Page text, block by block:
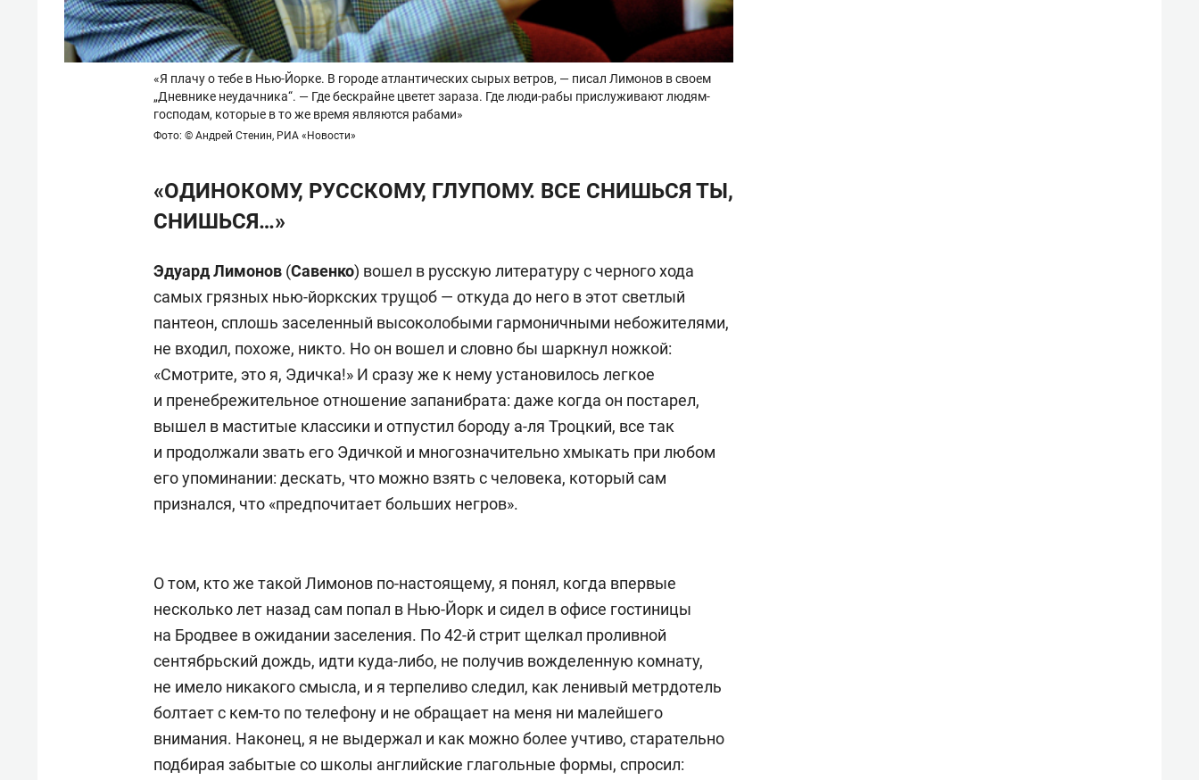
«Я плачу о тебе в Нью-Йорке. В городе атлантических сырых ветров, — писал Лимонов в своем
„Дневнике неудачника“. — Где бескрайне цветет зараза. Где люди-рабы прислуживают людям-
господам, которые в то же время являются рабами»
Фото: © Андрей Стенин, РИА «Новости»
«ОДИНОКОМУ, РУССКОМУ, ГЛУПОМУ. ВСЕ СНИШЬСЯ ТЫ,
СНИШЬСЯ…»
Эдуард Лимонов (Савенко) вошел в русскую литературу с черного хода
самых грязных нью-йоркских трущоб — откуда до него в этот светлый
пантеон, сплошь заселенный высоколобыми гармоничными небожителями,
не входил, похоже, никто. Но он вошел и словно бы шаркнул ножкой:
«Смотрите, это я, Эдичка!» И сразу же к нему установилось легкое
и пренебрежительное отношение запанибрата: даже когда он постарел,
вышел в маститые классики и отпустил бороду а-ля Троцкий, все так
и продолжали звать его Эдичкой и многозначительно хмыкать при любом
его упоминании: дескать, что можно взять с человека, который сам
признался, что «предпочитает больших негров».
О том, кто же такой Лимонов по-настоящему, я понял, когда впервые
несколько лет назад сам попал в Нью-Йорк и сидел в офисе гостиницы
на Бродвее в ожидании заселения. По 42-й стрит щелкал проливной
сентябрьский дождь, идти куда-либо, не получив вожделенную комнату,
не имело никакого смысла, и я терпеливо следил, как ленивый метрдотель
болтает с кем-то по телефону и не обращает на меня ни малейшего
внимания. Наконец, я не выдержал и как можно более учтиво, старательно
подбирая забытые со школы английские глагольные формы, спросил: